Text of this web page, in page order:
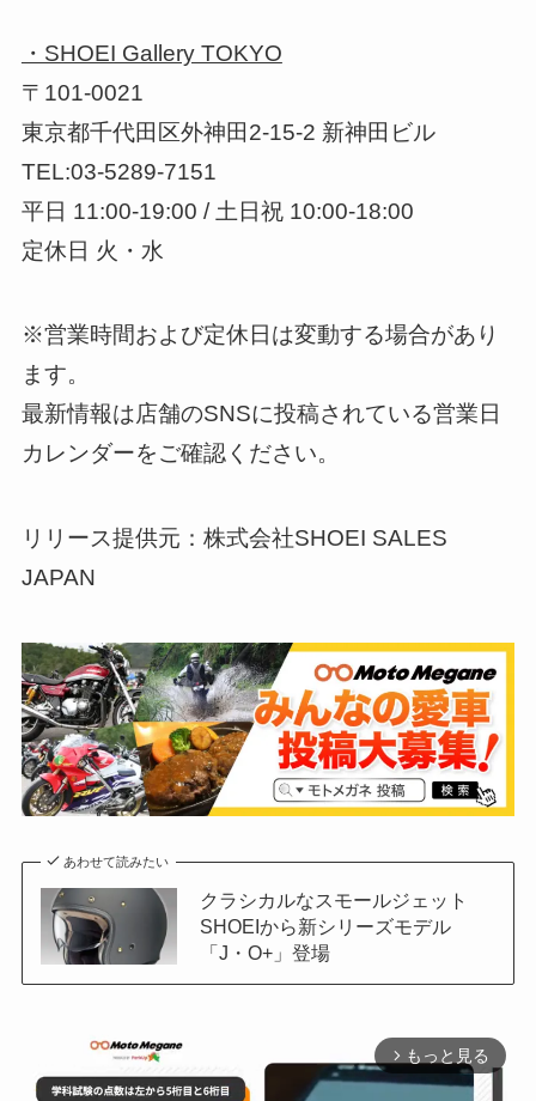
・SHOEI Gallery TOKYO
〒101-0021
東京都千代田区外神田2-15-2 新神田ビル
TEL:03-5289-7151
平日 11:00-19:00 / 土日祝 10:00-18:00
定休日 火・水
※営業時間および定休日は変動する場合があり
ます。
最新情報は店舗のSNSに投稿されている営業日
カレンダーをご確認ください。
リリース提供元：株式会社SHOEI SALES
JAPAN
あわせて読みたい
クラシカルなスモールジェット
SHOEIから新シリーズモデル
「J・O+」登場
arrow_forward_ios もっと見る